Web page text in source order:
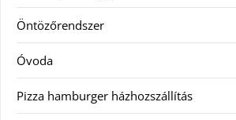
Öntözőrendszer
Óvoda
Pizza hamburger házhozszállítás